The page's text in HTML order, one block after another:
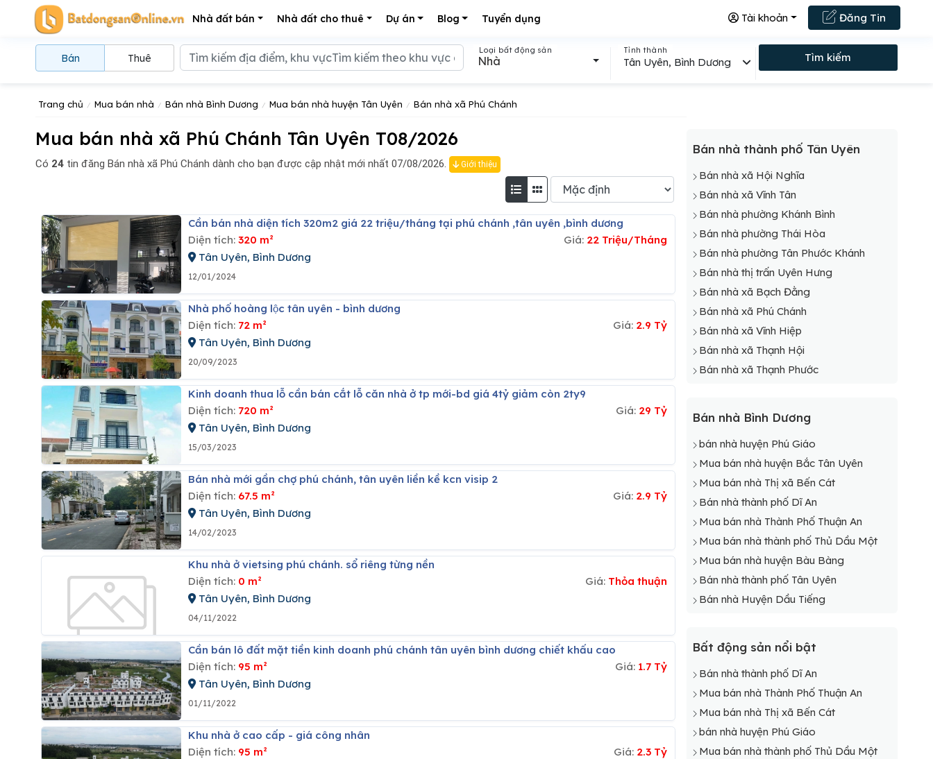
Nhà đất bán Nhà đất cho thuê Dự án Blog Tuyển dụng Đăng Tin
Tài khoản
Trang chủ Mua bán nhà Bán nhà Bình Dương Mua bán nhà huyện Tân Uyên Bán nhà xã Phú Chánh
Mua bán nhà xã Phú Chánh Tân Uyên T08/2026
Có 24 tin đăng Bán nhà xã Phú Chánh dành cho bạn được cập nhật mới nhất 07/08/2026. Giới thiệu
Cần bán nhà diện tích 320m2 giá 22 triệu/tháng tại phú chánh ,tân uyên ,bình dương
Diện tích: 320 m² Giá: 22 Triệu/Tháng
Tân Uyên, Bình Dương
12/01/2024
Nhà phố hoàng lộc tân uyên - bình dương
Diện tích: 72 m² Giá: 2.9 Tỷ
Tân Uyên, Bình Dương
20/09/2023
Kinh doanh thua lỗ cần bán cắt lỗ căn nhà ở tp mới-bd giá 4tỷ giảm còn 2ty9
Diện tích: 720 m² Giá: 29 Tỷ
Tân Uyên, Bình Dương
15/03/2023
Bán nhà mới gần chợ phú chánh, tân uyên liền kề kcn visip 2
Diện tích: 67.5 m² Giá: 2.9 Tỷ
Tân Uyên, Bình Dương
14/02/2023
Khu nhà ở vietsing phú chánh. sổ riêng từng nền
Diện tích: 0 m² Giá: Thỏa thuận
Tân Uyên, Bình Dương
04/11/2022
Cần bán lô đất mặt tiền kinh doanh phú chánh tân uyên bình dương chiết khấu cao
Diện tích: 95 m² Giá: 1.7 Tỷ
Tân Uyên, Bình Dương
01/11/2022
Khu nhà ở cao cấp - giá công nhân
Diện tích: 95 m² Giá: 2.3 Tỷ
Bán nhà thành phố Tân Uyên
Bán nhà xã Hội Nghĩa
Bán nhà xã Vĩnh Tân
Bán nhà phường Khánh Bình
Bán nhà phường Thái Hòa
Bán nhà phường Tân Phước Khánh
Bán nhà thị trấn Uyên Hưng
Bán nhà xã Bạch Đằng
Bán nhà xã Phú Chánh
Bán nhà xã Vĩnh Hiệp
Bán nhà xã Thạnh Hội
Bán nhà xã Thạnh Phước
Bán nhà Bình Dương
bán nhà huyện Phú Giáo
Mua bán nhà huyện Bắc Tân Uyên
Mua bán nhà Thị xã Bến Cát
Bán nhà thành phố Dĩ An
Mua bán nhà Thành Phố Thuận An
Mua bán nhà thành phố Thủ Dầu Một
Mua bán nhà huyện Bàu Bàng
Bán nhà thành phố Tân Uyên
Bán nhà Huyện Dầu Tiếng
Bất động sản nổi bật
Bán nhà thành phố Dĩ An
Mua bán nhà Thành Phố Thuận An
Mua bán nhà Thị xã Bến Cát
bán nhà huyện Phú Giáo
Mua bán nhà thành phố Thủ Dầu Một
Bán Thuê
Loại bất động sản
Nhà
Tỉnh thành
Tân Uyên, Bình Dương Tìm kiếm